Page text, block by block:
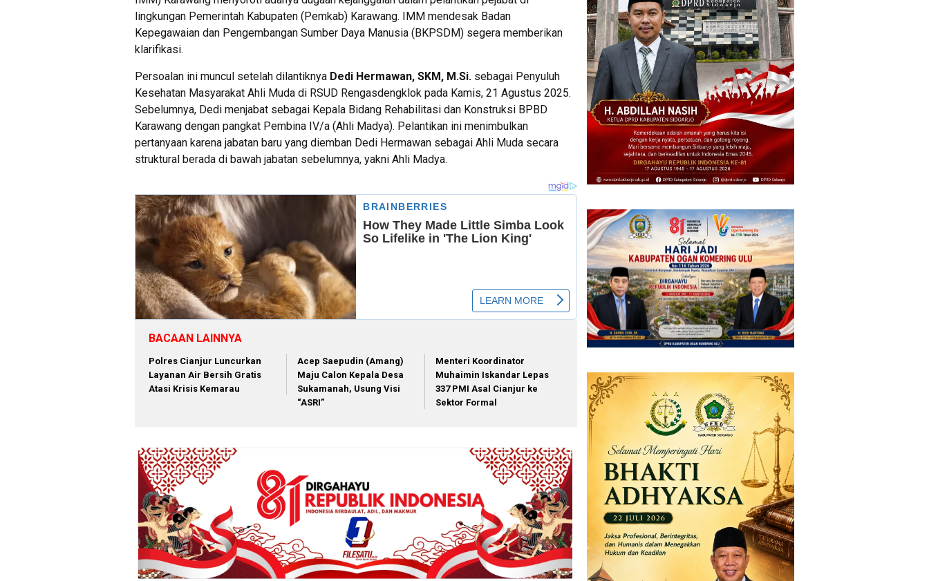
lingkungan Pemerintah Kabupaten (Pemkab) Karawang. IMM mendesak Badan
Kepegawaian dan Pengembangan Sumber Daya Manusia (BKPSDM) segera memberikan
klarifikasi.
Persoalan ini muncul setelah dilantiknya Dedi Hermawan, SKM, M.Si. sebagai Penyuluh
Kesehatan Masyarakat Ahli Muda di RSUD Rengasdengklok pada Kamis, 21 Agustus 2025.
Sebelumnya, Dedi menjabat sebagai Kepala Bidang Rehabilitasi dan Konstruksi BPBD
Karawang dengan pangkat Pembina IV/a (Ahli Madya). Pelantikan ini menimbulkan
pertanyaan karena jabatan baru yang diemban Dedi Hermawan sebagai Ahli Muda secara
struktural berada di bawah jabatan sebelumnya, yakni Ahli Madya.
BACAAN LAINNYA
Polres Cianjur Luncurkan
Layanan Air Bersih Gratis
Atasi Krisis Kemarau
Acep Saepudin (Amang)
Maju Calon Kepala Desa
Sukamanah, Usung Visi
“ASRI”
Menteri Koordinator
Muhaimin Iskandar Lepas
337 PMI Asal Cianjur ke
Sektor Formal